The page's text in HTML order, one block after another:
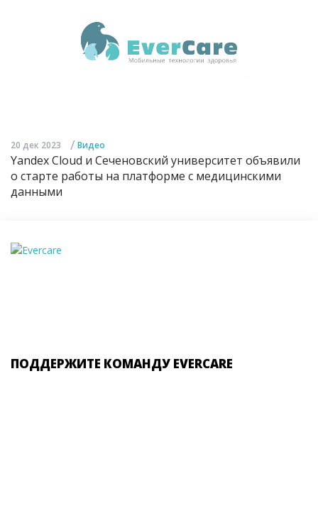
20 дек 2023 / Видео
Yandex Cloud и Сеченовский университет объявили
о старте работы на платформе с медицинскими
данными
ПОДДЕРЖИТЕ КОМАНДУ EVERCARE